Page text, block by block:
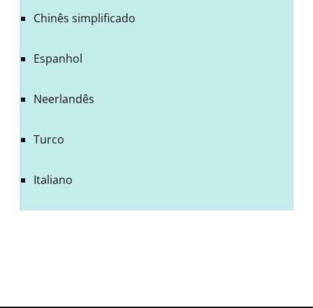
Chinês simplificado
Espanhol
Neerlandês
Turco
Italiano